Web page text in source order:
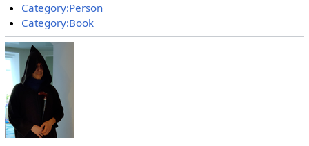
Category:Person
Category:Book